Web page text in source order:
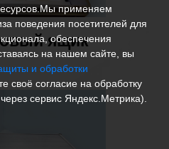
ящик
применяем
поведения посетителей для
обеспечения
на нашем сайте, вы
и обработки
своё согласие на обработку
сервис Яндекс.Метрика).